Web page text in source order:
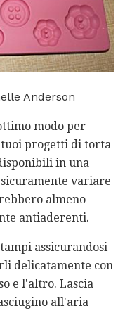
Anderson
modo per
progetti di torta
in una
variare
almeno
antiaderenti.
assicurandosi
delicatamente con
e l'altro. Lascia
all'aria